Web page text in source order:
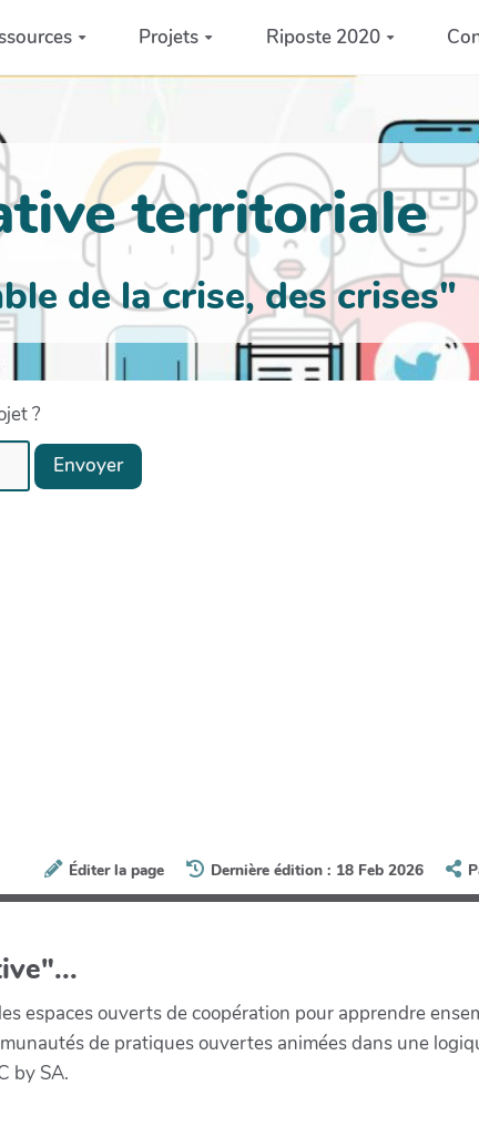
Projets Riposte 2020
territoriale
de la crise, des crises"
?
Envoyer
Éditer la page Dernière édition : 18 Feb 2026
espaces ouverts de coopération pour apprendre
de pratiques ouvertes animées dans une
by SA.